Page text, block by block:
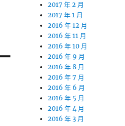
2017 年 2 月
2017 年 1 月
2016 年 12 月
2016 年 11 月
2016 年 10 月
2016 年 9 月
2016 年 8 月
2016 年 7 月
2016 年 6 月
2016 年 5 月
2016 年 4 月
2016 年 3 月